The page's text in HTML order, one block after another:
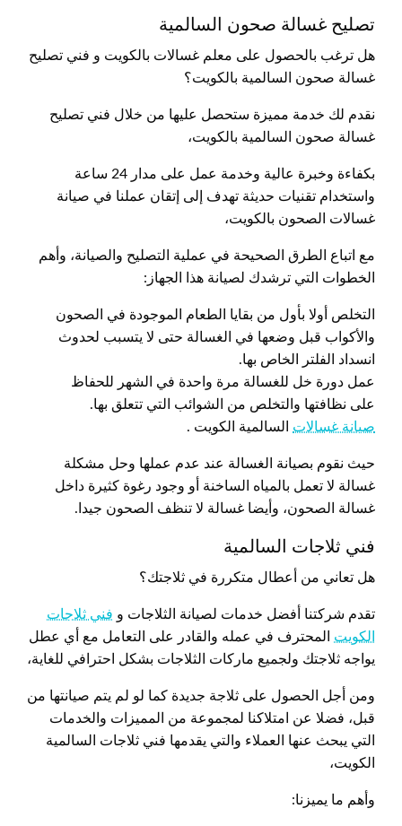
تصليح غسالة صحون السالمية
هل ترغب بالحصول على معلم غسالات بالكويت و فني تصليح
غسالة صحون السالمية بالكويت؟
نقدم لك خدمة مميزة ستحصل عليها من خلال فني تصليح
غسالة صحون السالمية بالكويت،
بكفاءة وخبرة عالية وخدمة عمل على مدار 24 ساعة
واستخدام تقنيات حديثة تهدف إلى إتقان عملنا في صيانة
غسالات الصحون بالكويت،
مع اتباع الطرق الصحيحة في عملية التصليح والصيانة، وأهم
الخطوات التي ترشدك لصيانة هذا الجهاز:
التخلص أولا بأول من بقايا الطعام الموجودة في الصحون
والأكواب قبل وضعها في الغسالة حتى لا يتسبب لحدوث
انسداد الفلتر الخاص بها.
عمل دورة خل للغسالة مرة واحدة في الشهر للحفاظ
على نظافتها والتخلص من الشوائب التي تتعلق بها.
صيانة غسالات السالمية الكويت .
حيث نقوم بصيانة الغسالة عند عدم عملها وحل مشكلة
غسالة لا تعمل بالمياه الساخنة أو وجود رغوة كثيرة داخل
غسالة الصحون، وأيضا غسالة لا تنظف الصحون جيدا.
فني ثلاجات السالمية
هل تعاني من أعطال متكررة في ثلاجتك؟
تقدم شركتنا أفضل خدمات لصيانة الثلاجات و فني ثلاجات
الكويت المحترف في عمله والقادر على التعامل مع أي عطل
يواجه ثلاجتك ولجميع ماركات الثلاجات بشكل احترافي للغاية،
ومن أجل الحصول على ثلاجة جديدة كما لو لم يتم صيانتها من
قبل، فضلا عن امتلاكنا لمجموعة من المميزات والخدمات
التي يبحث عنها العملاء والتي يقدمها فني ثلاجات السالمية
الكويت،
وأهم ما يميزنا: